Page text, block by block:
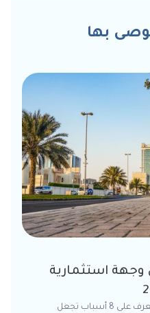
بها
استثمارية
هل تبحث عن استثمار آمن ومربح؟ تعرف على 8 أسباب تجعل